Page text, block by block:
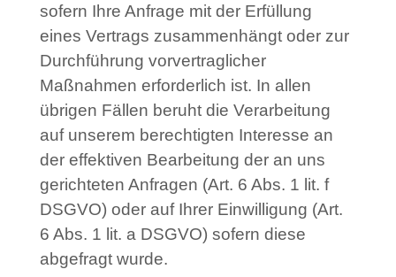
sofern Ihre Anfrage mit der Erfüllung
eines Vertrags zusammenhängt oder zur
Durchführung vorvertraglicher
Maßnahmen erforderlich ist. In allen
übrigen Fällen beruht die Verarbeitung
auf unserem berechtigten Interesse an
der effektiven Bearbeitung der an uns
gerichteten Anfragen (Art. 6 Abs. 1 lit. f
DSGVO) oder auf Ihrer Einwilligung (Art.
6 Abs. 1 lit. a DSGVO) sofern diese
abgefragt wurde.